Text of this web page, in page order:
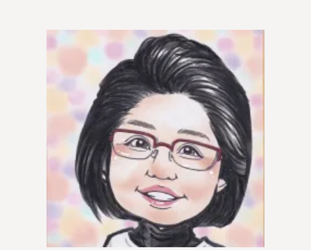
親御様から始める婚活 プラチナ倶楽部
ウィッシュブログ